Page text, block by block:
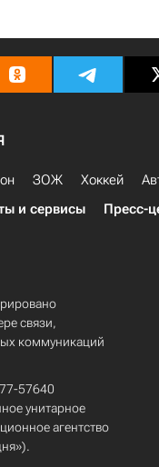
ЗОЖ Хоккей
и сервисы Пресс-
связи,
коммуникаций
57640
унитарное
агентство